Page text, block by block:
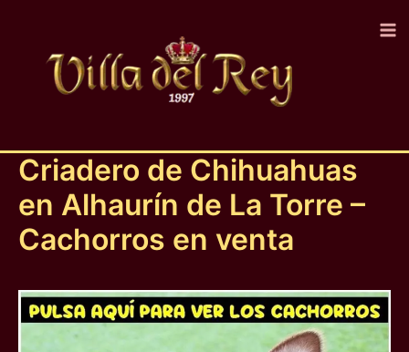
contenido
Criadero de Chihuahuas
en Alhaurín de La Torre –
Cachorros en venta